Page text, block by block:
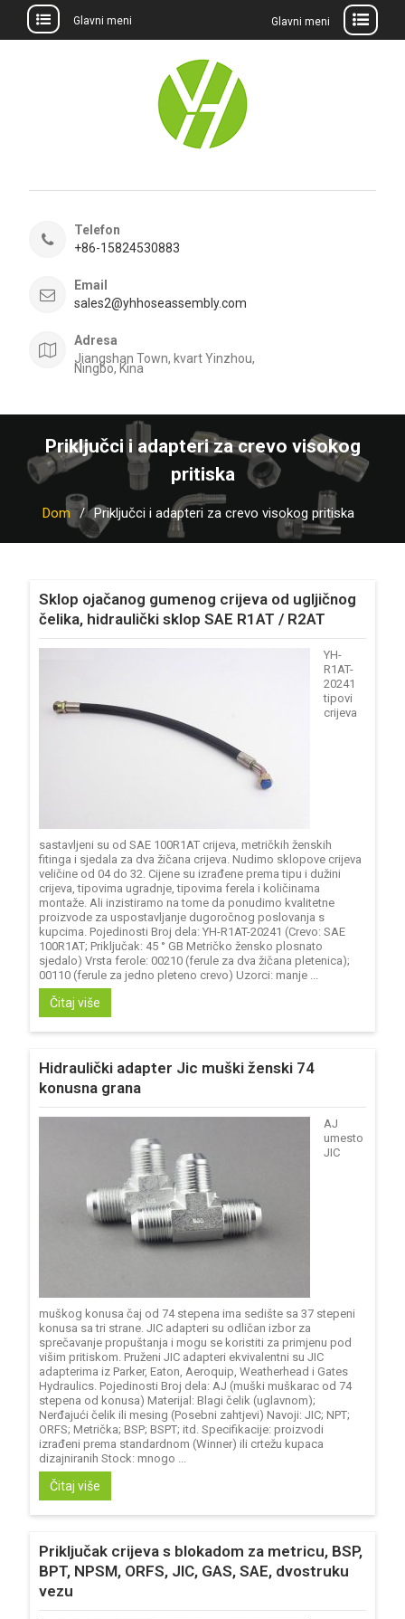
Glavni meni Glavni meni
Telefon
+86-15824530883
Email
sales2@yhhoseassembly.com
Adresa
Jiangshan Town, kvart Yinzhou,
Ningbo, Kina
Priključci i adapteri za crevo visokog
pritiska
Dom Priključci i adapteri za crevo visokog pritiska
Sklop ojačanog gumenog crijeva od ugljičnog
čelika, hidraulički sklop SAE R1AT / R2AT
YH-
R1AT-
20241
tipovi
crijeva
sastavljeni su od SAE 100R1AT crijeva, metričkih ženskih
fitinga i sjedala za dva žičana crijeva. Nudimo sklopove crijeva
veličine od 04 do 32. Cijene su izrađene prema tipu i dužini
crijeva, tipovima ugradnje, tipovima ferela i količinama
montaže. Ali inzistiramo na tome da ponudimo kvalitetne
proizvode za uspostavljanje dugoročnog poslovanja s
kupcima. Pojedinosti Broj dela: YH-R1AT-20241 (Crevo: SAE
100R1AT; Priključak: 45 ° GB Metričko žensko plosnato
sjedalo) Vrsta ferole: 00210 (ferule za dva žičana pletenica);
00110 (ferule za jedno pleteno crevo) Uzorci: manje ...
Čitaj više
Hidraulički adapter Jic muški ženski 74
konusna grana
AJ
umesto
JIC
muškog konusa čaj od 74 stepena ima sedište sa 37 stepeni
konusa sa tri strane. JIC adapteri su odličan izbor za
sprečavanje propuštanja i mogu se koristiti za primjenu pod
višim pritiskom. Pruženi JIC adapteri ekvivalentni su JIC
adapterima iz Parker, Eaton, Aeroquip, Weatherhead i Gates
Hydraulics. Pojedinosti Broj dela: AJ (muški muškarac od 74
stepena od konusa) Materijal: Blagi čelik (uglavnom);
Nerđajući čelik ili mesing (Posebni zahtjevi) Navoji: JIC; NPT;
ORFS; Metrička; BSP; BSPT; itd. Specifikacije: proizvodi
izrađeni prema standardnom (Winner) ili crtežu kupaca
dizajniranih Stock: mnogo ...
Čitaj više
Priključak crijeva s blokadom za metricu, BSP,
BPT, NPSM, ORFS, JIC, GAS, SAE, dvostruku
vezu